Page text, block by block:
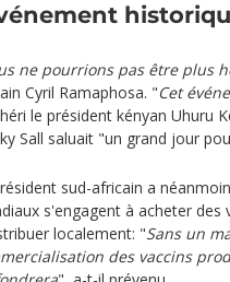
ne pourrions pas être plus
Cyril Ramaphosa. "Cet
le président kényan Uhuru
Sall saluait "un grand jour
sud-africain a
s'engagent à acheter des
localement: "Sans un
des vaccins